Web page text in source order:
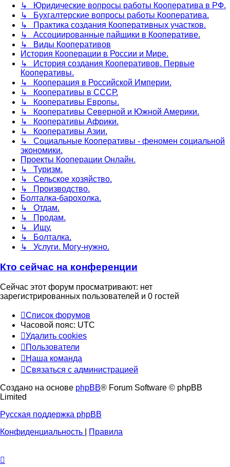
↳ Юридические вопросы работы Кооператива в РФ.
↳ Бухгалтерские вопросы работы Кооператива.
↳ Практика создания Кооперативных участков.
↳ Ассоциированные пайщики в Кооперативе.
↳ Виды Кооперативов
История Кооперации в России и Мире.
↳ История создания Кооперативов. Первые
Кооперативы.
↳ Кооперация в Российской Империи.
↳ Кооперативы в СССР.
↳ Кооперативы Европы.
↳ Кооперативы Северной и Южной Америки.
↳ Кооперативы Африки.
↳ Кооперативы Азии.
↳ Социальные Кооперативы - феномен социальной
экономики.
Проекты Кооперации Онлайн.
↳ Туризм.
↳ Сельское хозяйство.
↳ Производство.
Болталка-барохолка.
↳ Отдам.
↳ Продам.
↳ Ищу.
↳ Болталка.
↳ Услуги. Могу-нужно.
Кто сейчас на конференции
Сейчас этот форум просматривают: нет
зарегистрированных пользователей и 0 гостей
Список форумов
Часовой пояс: UTC
Удалить cookies
Пользователи
Наша команда
Связаться с администрацией
Создано на основе phpBB® Forum Software © phpBB
Limited
Русская поддержка phpBB
Конфиденциальность
Правила